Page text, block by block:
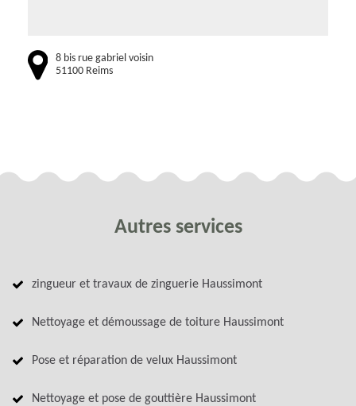
8 bis rue gabriel voisin
51100 Reims
Autres services
zingueur et travaux de zinguerie Haussimont
Nettoyage et démoussage de toiture Haussimont
Pose et réparation de velux Haussimont
Nettoyage et pose de gouttière Haussimont